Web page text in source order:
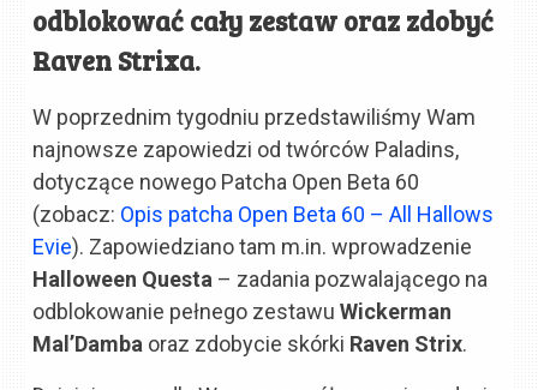
odblokować cały zestaw oraz zdobyć
Raven Strixa.
W poprzednim tygodniu przedstawiliśmy Wam
najnowsze zapowiedzi od twórców Paladins,
dotyczące nowego Patcha Open Beta 60
(zobacz: Opis patcha Open Beta 60 – All Hallows
Evie). Zapowiedziano tam m.in. wprowadzenie
Halloween Questa – zadania pozwalającego na
odblokowanie pełnego zestawuWickerman
Mal’Damba oraz zdobycie skórki Raven Strix.